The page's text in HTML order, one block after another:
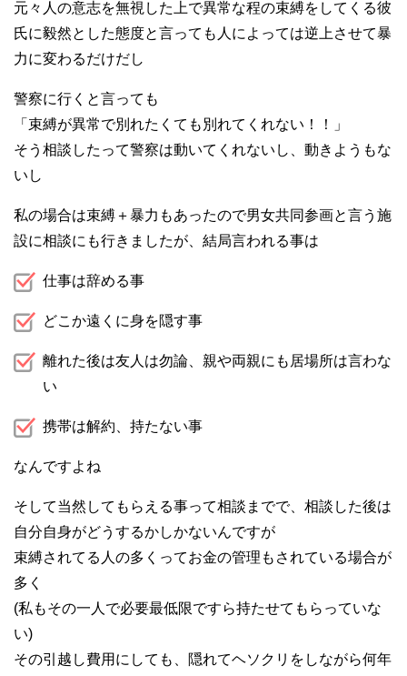
元々人の意志を無視した上で異常な程の束縛をしてくる彼
氏に毅然とした態度と言っても人によっては逆上させて暴
力に変わるだけだし
警察に行くと言っても
「束縛が異常で別れたくても別れてくれない！！」
そう相談したって警察は動いてくれないし、動きようもな
いし
私の場合は束縛＋暴力もあったので男女共同参画と言う施
設に相談にも行きましたが、結局言われる事は
仕事は辞める事
どこか遠くに身を隠す事
離れた後は友人は勿論、親や両親にも居場所は言わな
い
携帯は解約、持たない事
なんですよね
そして当然してもらえる事って相談までで、相談した後は
自分自身がどうするかしかないんですが
束縛されてる人の多くってお金の管理もされている場合が
多く
(私もその一人で必要最低限ですら持たせてもらっていな
い)
その引越し費用にしても、隠れてヘソクリをしながら何年